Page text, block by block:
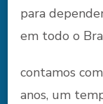
para
em todo o
contamos
anos, um